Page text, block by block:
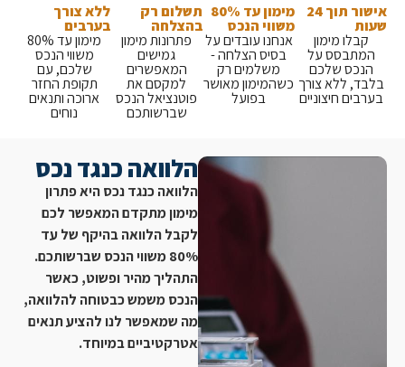
אישור תוך 24
מימון
על
שלכם
ללא צורך
חיצוניים
מימון עד 80%
משווי הנכס
אנחנו עובדים על
בסיס הצלחה -
משלמים רק
כשהמימון מאושר
בפועל
תשלום רק
בהצלחה
פתרונות מימון
גמישים
המאפשרים
למקסם את
פוטנציאל הנכס
שברשותכם
ללא צורך
בערבים
מימון עד 80%
משווי הנכס
שלכם, עם
תקופת החזר
ארוכה ותנאים
הלוואה כנגד נכס
הלוואה כנגד נכס היא פתרון
מימון מתקדם המאפשר לכם
לקבל הלוואה בהיקף של עד
80% משווי הנכס שברשותכם.
התהליך מהיר ופשוט, כאשר
הנכס משמש כבטוחה להלוואה,
מה שמאפשר לנו להציע תנאים
אטרקטיביים במיוחד.